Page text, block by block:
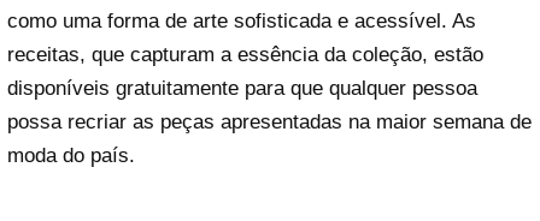
como uma forma de arte sofisticada e acessível. As
receitas, que capturam a essência da coleção, estão
disponíveis gratuitamente para que qualquer pessoa
possa recriar as peças apresentadas na maior semana de
moda do país.